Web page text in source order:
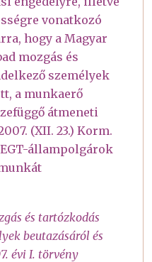
vonatkozó
hogy a Magyar
mozgás és
személyek
a munkaerő
átmeneti
(XII. 23.) Korm.
állampolgárok
és tartózkodás
beutazásáról és
évi I. törvény